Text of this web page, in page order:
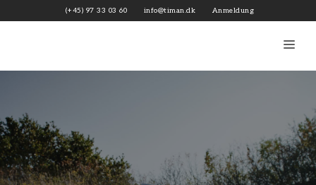
Inhalt
(+45) 97 33 03 60 info@timan.dk Anmeldung